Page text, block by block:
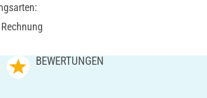
Rechnung
BEWERTUNGEN